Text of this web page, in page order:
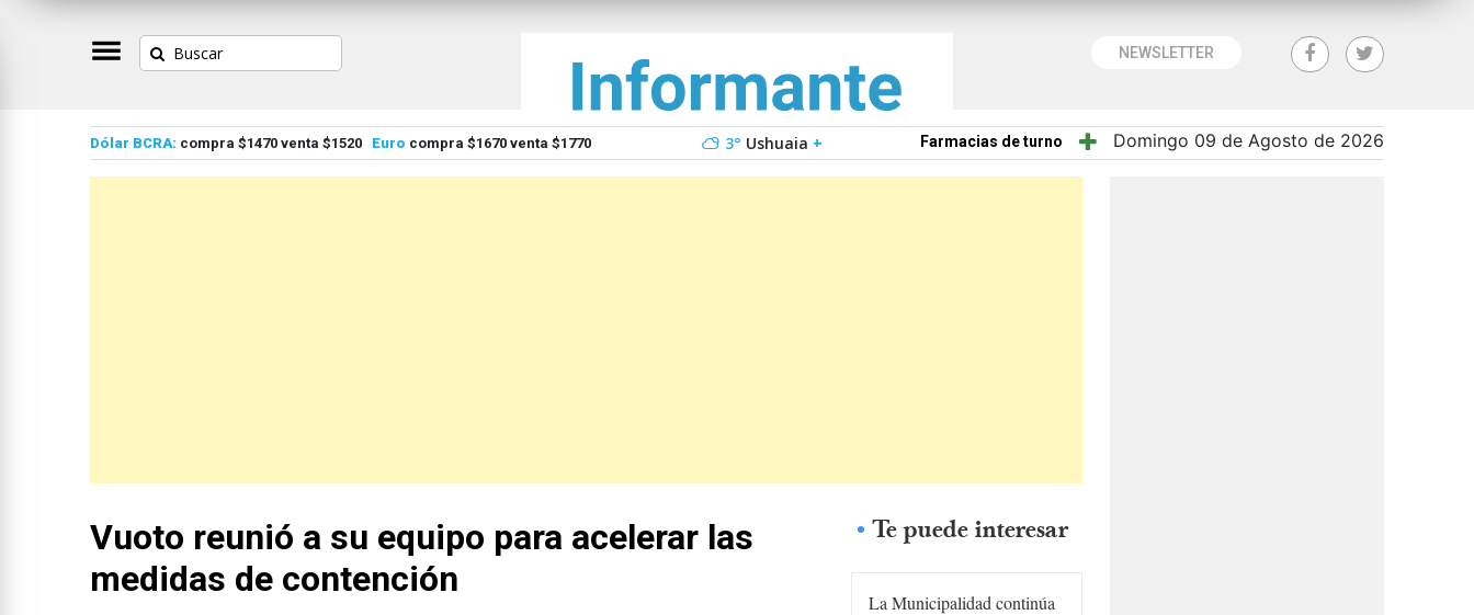
NEWSLETTER
Dólar BCRA: compra $1470 venta $1520 Euro compra $1670 venta $1770 3° Ushuaia + Farmacias de turno Domingo 09 de Agosto de 2026
Vuoto reunió a su equipo para acelerar las
medidas de contención
Te puede interesar
La Municipalidad continúa